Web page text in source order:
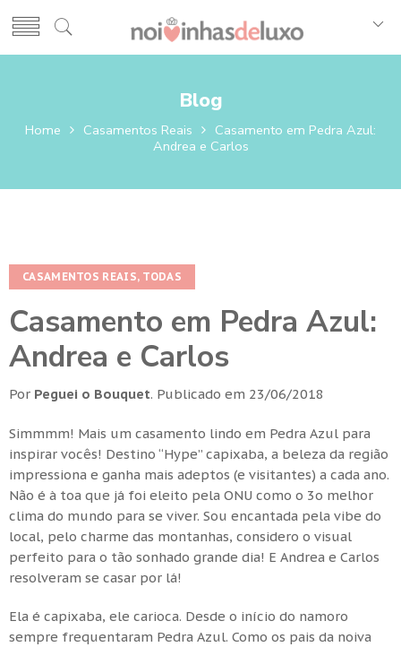
Blog
Home Casamentos Reais
Casamento em Pedra Azul:
Andrea e Carlos
CASAMENTOS REAIS, TODAS
Casamento em Pedra Azul:
Andrea e Carlos
Por Peguei o Bouquet. Publicado em 23/06/2018
Simmmm! Mais um casamento lindo em Pedra Azul para
inspirar vocês! Destino “Hype” capixaba, a beleza da região
impressiona e ganha mais adeptos (e visitantes) a cada ano.
Não é à toa que já foi eleito pela ONU como o 3o melhor
clima do mundo para se viver. Sou encantada pela vibe do
local, pelo charme das montanhas, considero o visual
perfeito para o tão sonhado grande dia! E Andrea e Carlos
resolveram se casar por lá!
Ela é capixaba, ele carioca. Desde o início do namoro
sempre frequentaram Pedra Azul. Como os pais da noiva